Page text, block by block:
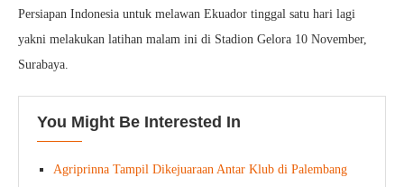
Persiapan Indonesia untuk melawan Ekuador tinggal satu hari lagi
yakni melakukan latihan malam ini di Stadion Gelora 10 November,
Surabaya.
You Might Be Interested In
Agriprinna Tampil Dikejuaraan Antar Klub di Palembang